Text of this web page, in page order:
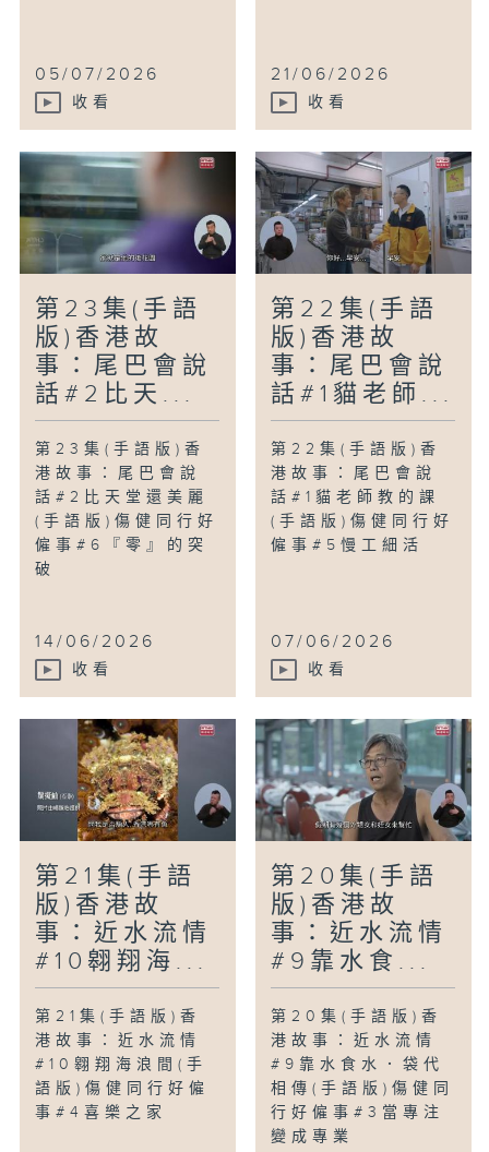
05/07/2026
收看
21/06/2026
收看
第23集(手語
版)香港故
事：尾巴會說
話#2比天...
第23集(手語版)香
港故事：尾巴會說
話#2比天堂還美麗
(手語版)傷健同行好
僱事#6『零』的突
破
14/06/2026
收看
第22集(手語
版)香港故
事：尾巴會說
話#1貓老師...
第22集(手語版)香
港故事：尾巴會說
話#1貓老師教的課
(手語版)傷健同行好
僱事#5慢工細活
07/06/2026
收看
第21集(手語
版)香港故
事：近水流情
#10翱翔海...
第21集(手語版)香
港故事：近水流情
#10翱翔海浪間(手
語版)傷健同行好僱
事#4喜樂之家
第20集(手語
版)香港故
事：近水流情
#9靠水食...
第20集(手語版)香
港故事：近水流情
#9靠水食水．袋代
相傳(手語版)傷健同
行好僱事#3當專注
變成專業